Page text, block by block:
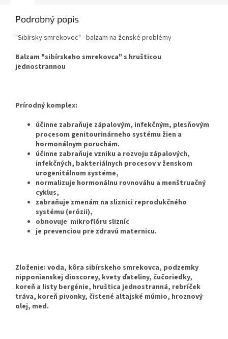
chorobami.
Podrobný popis
"Sibírsky smrekovec" - balzam na ženské problémy
Balzam "sibírskeho smrekovca" s hrušticou
jednostrannou
Prírodný komplex:
účinne zabraňuje zápalovým, infekčným, plesňovým
procesom genitourinárneho systému žien a
hormonálnym poruchám.
účinne zabraňuje vzniku a rozvoju zápalových,
infekčných, bakteriálnych procesov v ženskom
urogenitálnom systéme,
normalizuje hormonálnu rovnováhu a menštruačný
cyklus,
zabraňuje zmenám na sliznici reprodukčného
systému (erózii),
obnovuje mikroflóru slizníc
je prevenciou pre zdravú maternicu.
Zloženie: voda, kôra sibírskeho smrekovca, podzemky
nipponianskej dioscorey, kvety ďateliny, čučoriedky,
koreň a listy bergénie, hruštica jednostranná, rebríček
tráva, koreň pivonky, čistené altajské múmio, hroznový
olej, med.